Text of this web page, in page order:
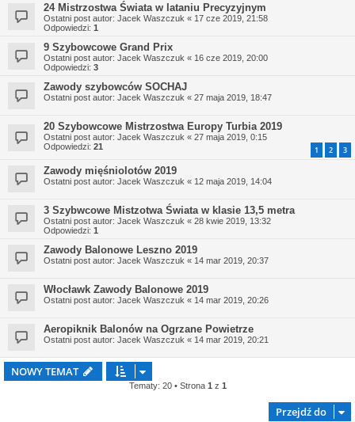
24 Mistrzostwa Świata w lataniu Precyzyjnym
Ostatni post autor: Jacek Waszczuk « 17 cze 2019, 21:58
Odpowiedzi: 1
9 Szybowcowe Grand Prix
Ostatni post autor: Jacek Waszczuk « 16 cze 2019, 20:00
Odpowiedzi: 3
Zawody szybowców SOCHAJ
Ostatni post autor: Jacek Waszczuk « 27 maja 2019, 18:47
20 Szybowcowe Mistrzostwa Europy Turbia 2019
Ostatni post autor: Jacek Waszczuk « 27 maja 2019, 0:15
Odpowiedzi: 21 1 2 3
Zawody mięśniolotów 2019
Ostatni post autor: Jacek Waszczuk « 12 maja 2019, 14:04
3 Szybwcowe Mistzotwa Świata w klasie 13,5 metra
Ostatni post autor: Jacek Waszczuk « 28 kwie 2019, 13:32
Odpowiedzi: 1
Zawody Balonowe Leszno 2019
Ostatni post autor: Jacek Waszczuk « 14 mar 2019, 20:37
Włocławk Zawody Balonowe 2019
Ostatni post autor: Jacek Waszczuk « 14 mar 2019, 20:26
Aeropiknik Balonów na Ogrzane Powietrze
Ostatni post autor: Jacek Waszczuk « 14 mar 2019, 20:21
NOWY TEMAT
Tematy: 20 • Strona 1 z 1
Przejdź do